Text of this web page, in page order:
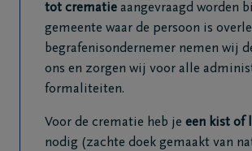
tot crematie aangevraagd worden
gemeente waar de persoon is
begrafenisondernemer nemen wij
ons en zorgen wij voor alle
formaliteiten.
Voor de crematie heb je een kist of
nodig (zachte doek gemaakt van